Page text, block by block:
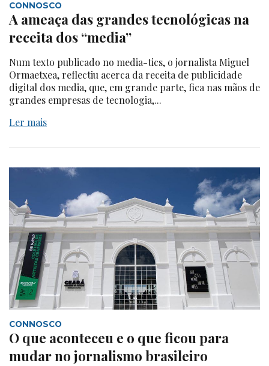
CONNOSCO
A ameaça das grandes tecnológicas na
receita dos “media”
Num texto publicado no media-tics, o jornalista Miguel
Ormaetxea, reflectiu acerca da receita de publicidade
digital dos media, que, em grande parte, fica nas mãos de
grandes empresas de tecnologia,...
Ler mais
CONNOSCO
O que aconteceu e o que ficou para
mudar no jornalismo brasileiro